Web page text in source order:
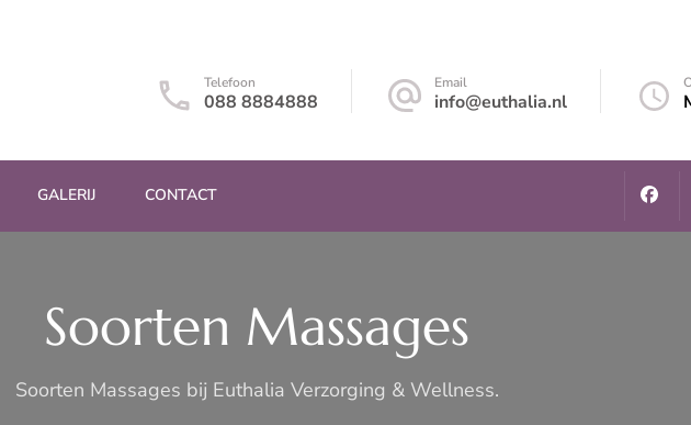
Telefoon
088 8884888
Email
info@euthalia.nl
GALERIJ CONTACT
Soorten Massages
Soorten Massages bij Euthalia Verzorging & Wellness.